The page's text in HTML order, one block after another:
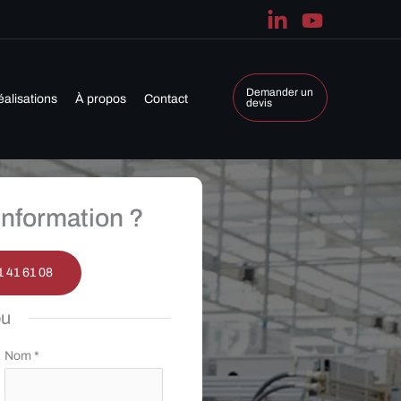
À propos Contact
Demander un
devis
?
41 61 08
Nom *